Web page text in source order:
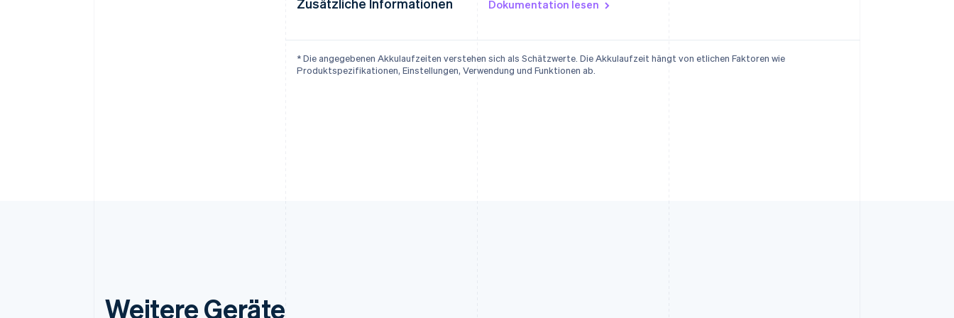
Zusätzliche Informationen Dokumentation lesen
* Die angegebenen Akkulaufzeiten verstehen sich als Schätzwerte. Die Akkulaufzeit hängt von etlichen Faktoren wie
Produktspezifikationen, Einstellungen, Verwendung und Funktionen ab.
Weitere Geräte